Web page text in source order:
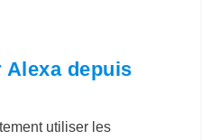
depuis
utiliser les